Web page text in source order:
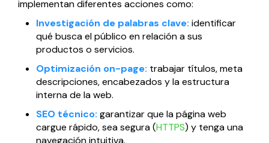
implementan diferentes acciones como:
Investigación de palabras clave: identificar
qué busca el público en relación a sus
productos o servicios.
Optimización on-page: trabajar títulos, meta
descripciones, encabezados y la estructura
interna de la web.
SEO técnico: garantizar que la página web
cargue rápido, sea segura (HTTPS) y tenga una
navegación intuitiva.